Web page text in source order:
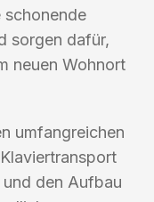
schonende
sorgen dafür,
neuen Wohnort
umfangreichen
den Aufbau